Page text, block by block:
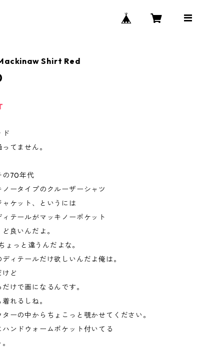
Shirt Red
ド
てません。
の70年代
ータイプのクルーザーシャツ
ケット、というには
テールがマッキノーポケット
良いんだよ。
ょっと違うんだよな。
ィテールだけ欲しいんだよ俺は。
けど
けで画になるんです。
れるしね。
ーの中からちょこっと覗かせてください。
ンドウォームポケット付いてる